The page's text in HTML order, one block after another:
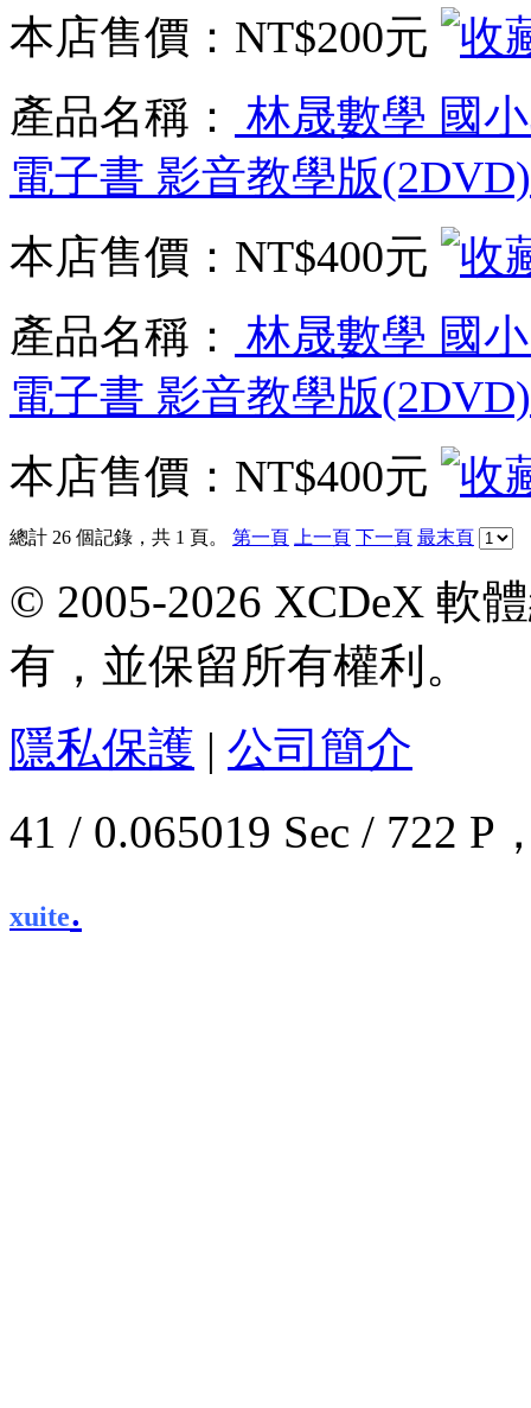
本店售價： NT$200元
產品名稱：
林晟數學 國
電子書 影音教學版
本店售價： NT$400元
產品名稱：
林晟數學 國
電子書 影音教學版
本店售價： NT$400元
總計 26 個記錄，共 1 頁。 第一頁 上一頁 下一頁 最末頁
© 2005-2026 XCDeX 軟
有，並保留所有權利。
隱私保護 | 公司簡介
41 / 0.065019 Sec / 722
xuite.